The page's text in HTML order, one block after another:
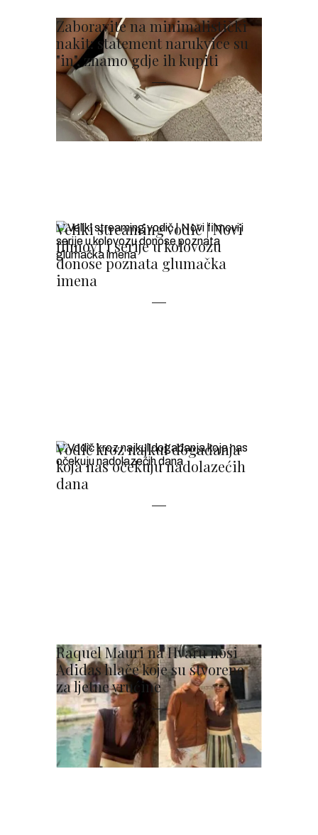
Zaboravite na minimalistički
nakit: statement narukvice su
"in", znamo gdje ih kupiti
Veliki streaming vodič | Novi
filmovi i serije u kolovozu
donose poznata glumačka
imena
Vodič kroz najkul događanja
koja nas očekuju nadolazećih
dana
Raquel Mauri na Hvaru nosi
Adidas hlače koje su stvorene
za ljetne vrućine